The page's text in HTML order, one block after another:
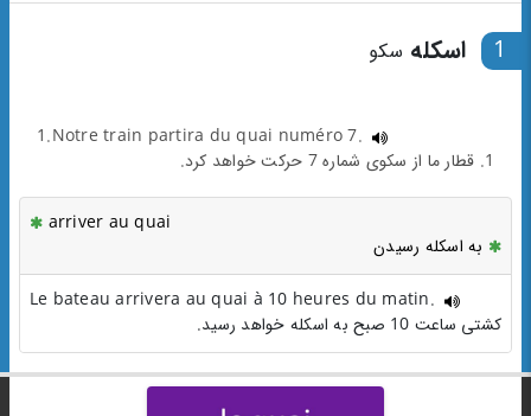
1 اسکله سکو
1.Notre train partira du quai numéro 7.
1. قطار ما از سکوی شماره 7 حرکت خواهد کرد.
arriver au quai
به اسکله رسیدن
Le bateau arrivera au quai à 10 heures du matin.
کشتی ساعت 10 صبح به اسکله خواهد رسید.